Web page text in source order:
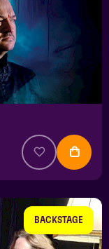
BACKSTAGE